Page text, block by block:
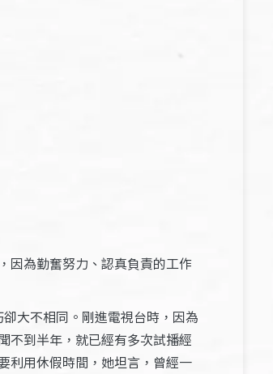
因為勤奮努力、認真負責的工作
大不相同。剛進電視台時，因為
不到半年，就已經有多次試播經
利用休假時間，她坦言，曾經一